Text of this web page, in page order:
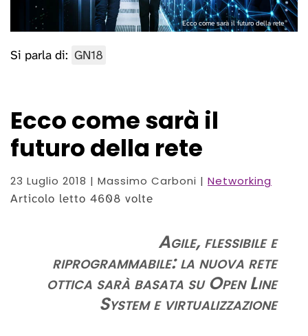
Ecco come sarà il futuro della rete
Si parla di: GN18
Ecco come sarà il
futuro della rete
23 Luglio 2018 | Massimo Carboni | Networking
Articolo letto 4608 volte
Agile, flessibile e
riprogrammabile: la nuova rete
ottica sarà basata su Open Line
System e virtualizzazione